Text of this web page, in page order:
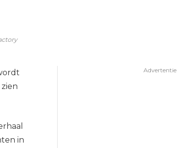
in
Advertentie